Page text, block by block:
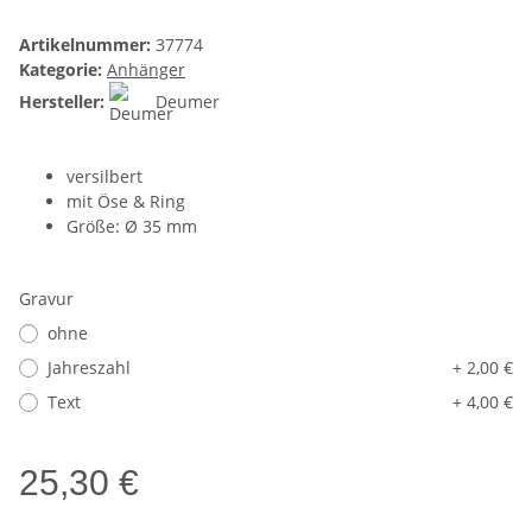
Artikelnummer: 37774
Kategorie: Anhänger
Hersteller:
Deumer
versilbert
mit Öse & Ring
Größe: Ø 35 mm
Gravur
ohne
Jahreszahl
+ 2,00 €
Text
+ 4,00 €
25,30 €